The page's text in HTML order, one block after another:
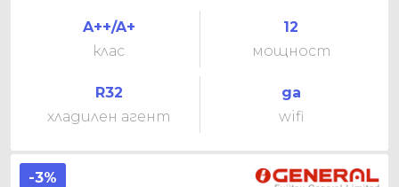
A++/A+
клас
12
мощност
R32
хладилен агент
да
wifi
-3%